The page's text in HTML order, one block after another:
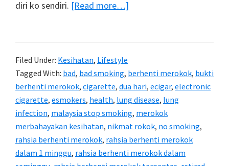
diri ko sendiri. [Read more…]
Filed Under: Kesihatan, Lifestyle
Tagged With: bad, bad smoking, berhenti merokok, bukti
berhenti merokok, cigarette, dua hari, ecigar, electronic
cigarette, esmokers, health, lung disease, lung
infection, malaysia stop smoking, merokok
merbahayakan kesihatan, nikmat rokok, no smoking,
rahsia berhenti merokok, rahsia berhenti merokok
dalam 1 minggu, rahsia berhenti merokok dalam